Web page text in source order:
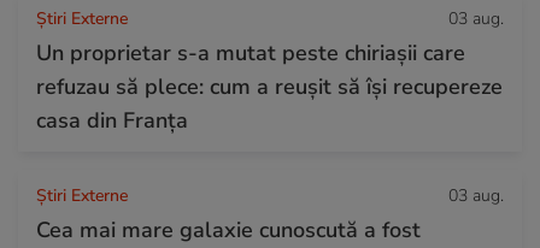
Știri Externe 03 aug.
Un proprietar s-a mutat peste chiriașii care
refuzau să plece: cum a reușit să își recupereze
casa din Franța
Știri Externe 03 aug.
Cea mai mare galaxie cunoscută a fost